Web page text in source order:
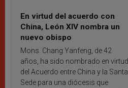
En virtud del acuerdo con
China, León XIV nombra un
nuevo obispo
Mons. Chang Yanfeng, de 42
años, ha sido nombrado en virtud
del Acuerdo entre China y la Santa
Sede para una diócesis que